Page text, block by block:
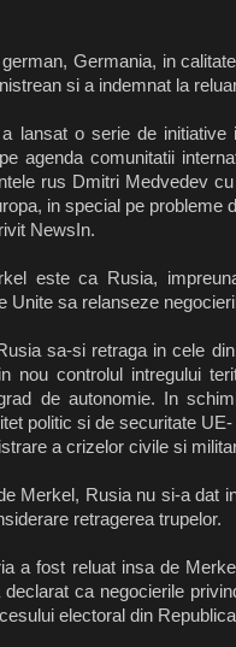
Germania, in
si a indemnat la
a lansat o serie de
agenda comunitatii
rus Dmitri Medvedev
in special pe probleme
NewsIn.
este ca Rusia,
Unite sa relanseze
sa-si retraga in cele
nou controlul intregului
de autonomie. In
politic si de securitate
a crizelor civile si
Merkel, Rusia nu si-a dat
retragerea trupelor.
a fost reluat insa de
ca negocierile
electoral din